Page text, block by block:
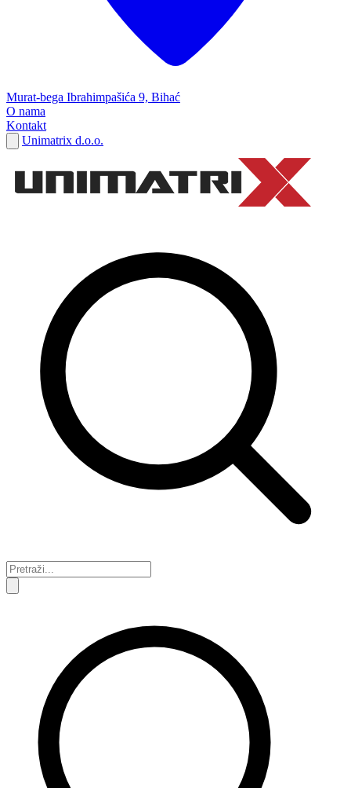
Murat-bega Ibrahimpašića 9, Bihać
O nama
Kontakt
Unimatrix d.o.o.